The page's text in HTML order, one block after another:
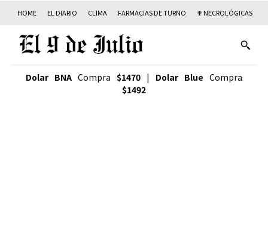
HOME EL DIARIO CLIMA FARMACIAS DE TURNO ✟ NECROLÓGICAS
Dolar BNA Compra $1470 | Dolar Blue Compra
$1492